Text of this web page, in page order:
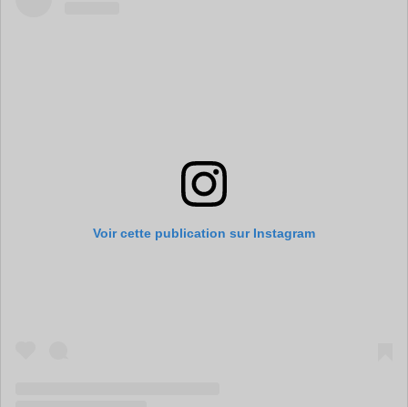
Voir cette publication sur Instagram